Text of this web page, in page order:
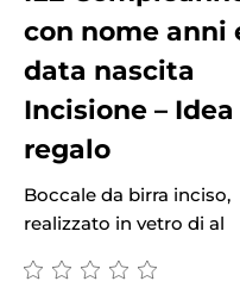
con nome anni
data nascita
Incisione – Idea
regalo
Boccale da birra inciso,
realizzato in vetro di al